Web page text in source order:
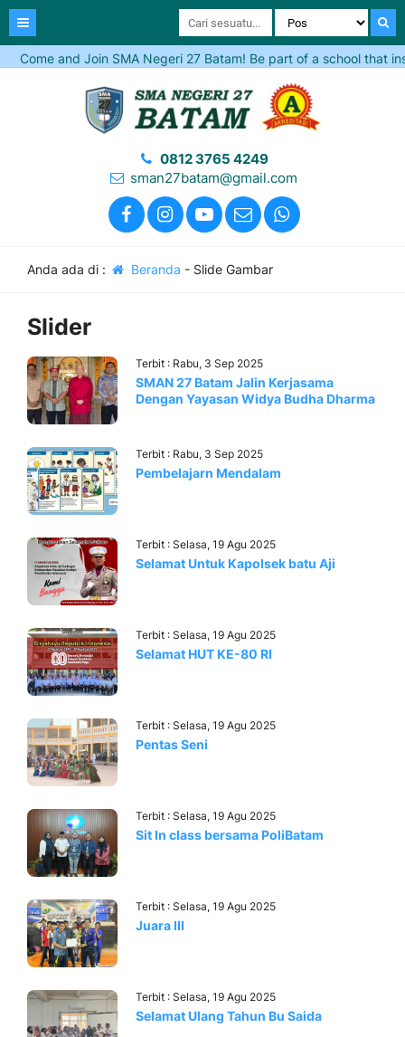
Come and Join SMA Negeri 27 Batam! Be part of a school that
0812 3765 4249
sman27batam@gmail.com
Anda ada di : Beranda - Slide Gambar
Slider
Terbit : Rabu, 3 Sep 2025
SMAN 27 Batam Jalin Kerjasama
Dengan Yayasan Widya Budha Dharma
Terbit : Rabu, 3 Sep 2025
Pembelajarn Mendalam
Terbit : Selasa, 19 Agu 2025
Selamat Untuk Kapolsek batu Aji
Terbit : Selasa, 19 Agu 2025
Selamat HUT KE-80 RI
Terbit : Selasa, 19 Agu 2025
Pentas Seni
Terbit : Selasa, 19 Agu 2025
Sit In class bersama PoliBatam
Terbit : Selasa, 19 Agu 2025
Juara III
Terbit : Selasa, 19 Agu 2025
Selamat Ulang Tahun Bu Saida